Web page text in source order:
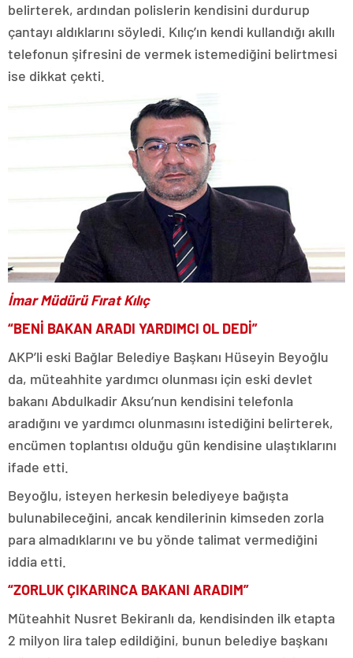
belirterek, ardından polislerin kendisini durdurup
çantayı aldıklarını söyledi. Kılıç’ın kendi kullandığı akıllı
telefonun şifresini de vermek istemediğini belirtmesi
ise dikkat çekti.
İmar Müdürü Fırat Kılıç
“BENİ BAKAN ARADI YARDIMCI OL DEDİ”
AKP’li eski Bağlar Belediye Başkanı Hüseyin Beyoğlu
da, müteahhite yardımcı olunması için eski devlet
bakanı Abdulkadir Aksu’nun kendisini telefonla
aradığını ve yardımcı olunmasını istediğini belirterek,
encümen toplantısı olduğu gün kendisine ulaştıklarını
ifade etti.
Beyoğlu, isteyen herkesin belediyeye bağışta
bulunabileceğini, ancak kendilerinin kimseden zorla
para almadıklarını ve bu yönde talimat vermediğini
iddia etti.
“ZORLUK ÇIKARINCA BAKANI ARADIM”
Müteahhit Nusret Bekiranlı da, kendisinden ilk etapta
2 milyon lira talep edildiğini, bunun belediye başkanı